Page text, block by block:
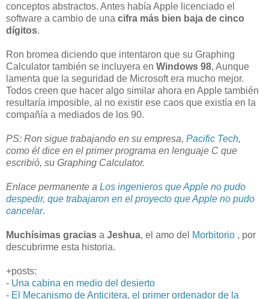
conceptos abstractos. Antes había Apple licenciado el
software a cambio de una cifra más bien baja de cinco
dígitos.
Ron bromea diciendo que intentaron que su Graphing
Calculator también se incluyera en Windows 98, Aunque
lamenta que la seguridad de Microsoft era mucho mejor.
Todos creen que hacer algo similar ahora en Apple también
resultaría imposible, al no existir ese caos que existía en la
compañía a mediados de los 90.
PS: Ron sigue trabajando en su empresa, Pacific Tech,
como él dice en el primer programa en lenguaje C que
escribió, su Graphing Calculator.
Enlace permanente a Los ingenieros que Apple no pudo
despedir, que trabajaron en el proyecto que Apple no pudo
cancelar.
Muchísimas gracias a Jeshua, el amo del Morbitorio , por
descubrirme esta historia.
+posts:
- Una cabina en medio del desierto
- El Mecanismo de Anticitera, el primer ordenador de la